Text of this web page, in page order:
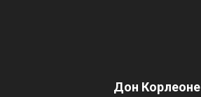
Дон Корлеоне